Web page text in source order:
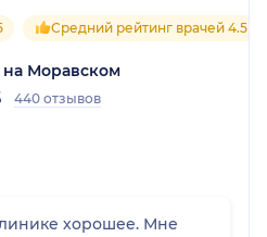
Средний рейтинг врачей 4.5
на Моравском
440 отзывов
хорошее. Мне